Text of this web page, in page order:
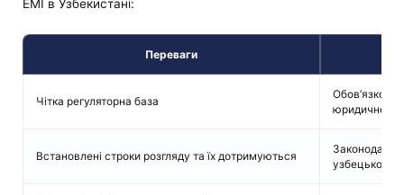
EMI в Узбекистані:
Переваги
Чітка регуляторна база
Обов’язкова
юридичної
Встановлені строки розгляду та їх дотримуються
узбецькою